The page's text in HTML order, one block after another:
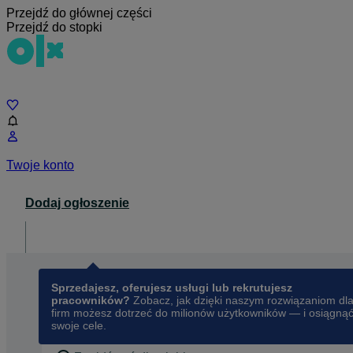
Przejdź do głównej części
Przejdź do stopki
Twoje konto
Dodaj ogłoszenie
Sprzedajesz, oferujesz usługi lub rekrutujesz
pracowników? Zobacz, jak dzięki naszym rozwiązaniom dla
firm możesz dotrzeć do milionów użytkowników — i osiągnąć
swoje cele.